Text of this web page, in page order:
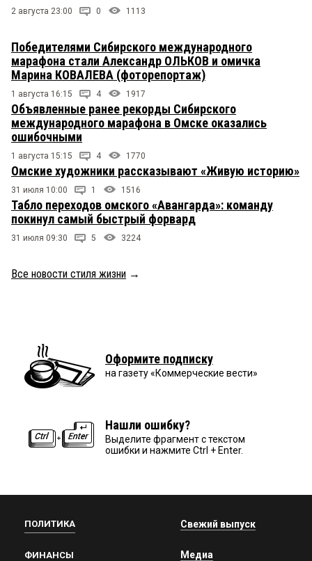
2 августа 23:00 0 1113
Победителями Сибирского международного
марафона стали Александр ОЛЬКОВ и омичка
Марина КОВАЛЕВА (фоторепортаж)
1 августа 16:15 4 1917
Объявленные ранее рекорды Сибирского
международного марафона в Омске оказались
ошибочными
1 августа 15:15 4 1770
Омские художники рассказывают «Живую историю»
31 июля 10:00 1 1516
Табло переходов омского «Авангарда»: команду
покинул самый быстрый форвард
31 июля 09:30 5 3224
Все новости стиля жизни →
Оформите подписку
на газету «Коммерческие вести»
Нашли ошибку?
Выделите фрагмент с текстом
ошибки и нажмите Ctrl + Enter.
ПОЛИТИКА
ФИНАНСЫ
Свежий выпуск
Медиа